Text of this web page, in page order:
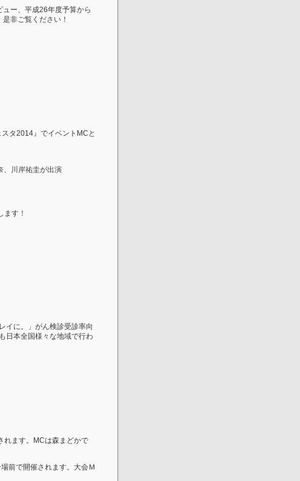
ー、平成26年度予算から
非ご覧ください！
タ2014』でイベントMCと
、川岸祐圭が出演
す！
イに。」がん検診受診率向
日本全国様々な地域で行わ
れます。MCは森まどかで
前で開催されます。大会Ｍ